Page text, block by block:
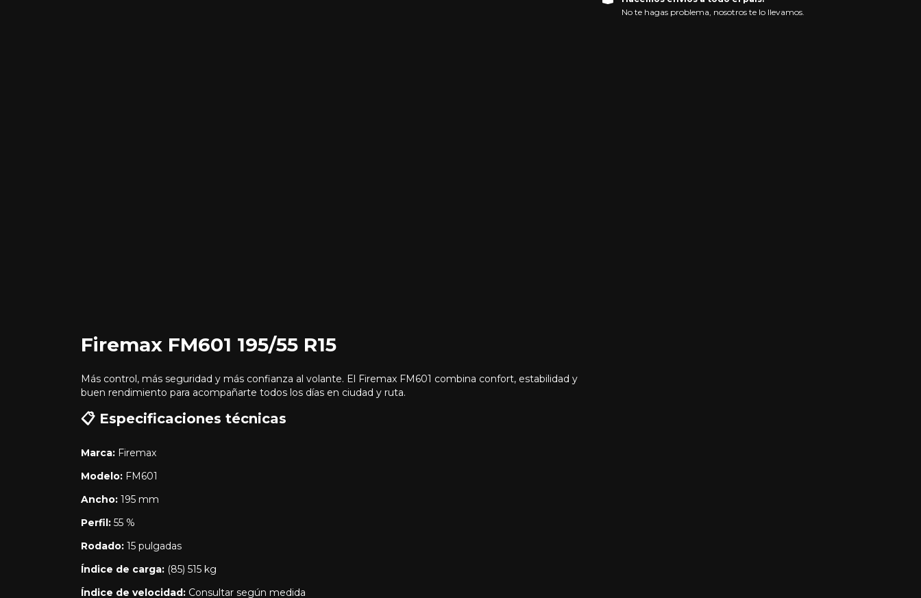
Firemax FM601 195/55 R15
Más control, más seguridad y más confianza al volante. El Firemax FM601 combina confort, estabilidad y
buen rendimiento para acompañarte todos los días en ciudad y ruta.
📋 Especificaciones técnicas
Marca: Firemax
Modelo: FM601
Ancho: 195 mm
Perfil: 55 %
Rodado: 15 pulgadas
Índice de carga: (85) 515 kg
Índice de velocidad: Consultar según medida
No te hagas problema, nosotros te lo llevamos.